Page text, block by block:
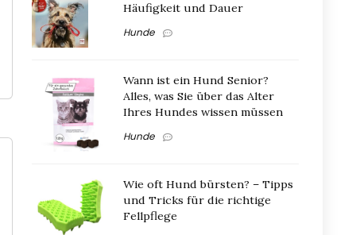
Häufigkeit und Dauer
Hunde
Wann ist ein Hund Senior?
Alles, was Sie über das Alter
Ihres Hundes wissen müssen
Hunde
Wie oft Hund bürsten? – Tipps
und Tricks für die richtige
Fellpflege